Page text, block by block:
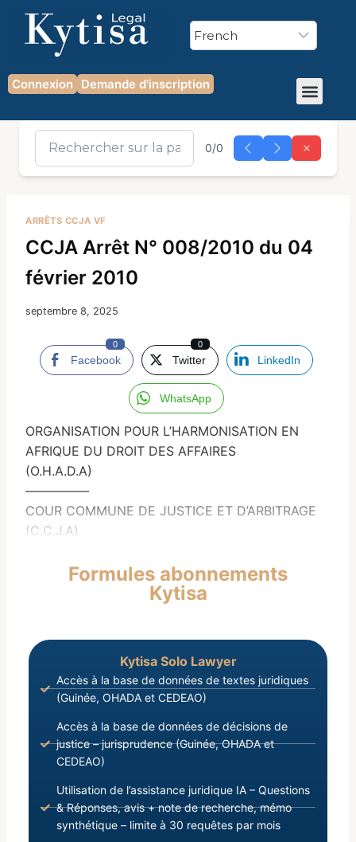
Connexion Demande d'inscription
0/0
ARRÊTS CCJA VF
CCJA Arrêt N° 008/2010 du 04
février 2010
septembre 8, 2025
Facebook
0
Twitter
0
LinkedIn
WhatsApp
ORGANISATION POUR L’HARMONISATION EN
AFRIQUE DU DROIT DES AFFAIRES
(O.H.A.D.A)
—————
COUR COMMUNE DE JUSTICE ET D’ARBITRAGE
(C.C.J.A)
Formules abonnements
Kytisa
Kytisa Solo Lawyer
Accès à la base de données de textes juridiques
(Guinée, OHADA et CEDEAO)
Accès à la base de données de décisions de
justice – jurisprudence (Guinée, OHADA et
CEDEAO)
Utilisation de l’assistance juridique IA – Questions
& Réponses, avis + note de recherche, mémo
synthétique – limite à 30 requêtes par mois